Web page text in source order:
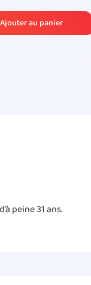
peine 31 ans.